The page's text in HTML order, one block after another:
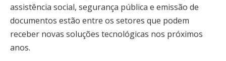
assistência social, segurança pública e emissão de
documentos estão entre os setores que podem
receber novas soluções tecnológicas nos próximos
anos.